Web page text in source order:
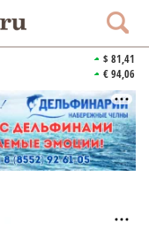
$ 81,41
€ 94,06